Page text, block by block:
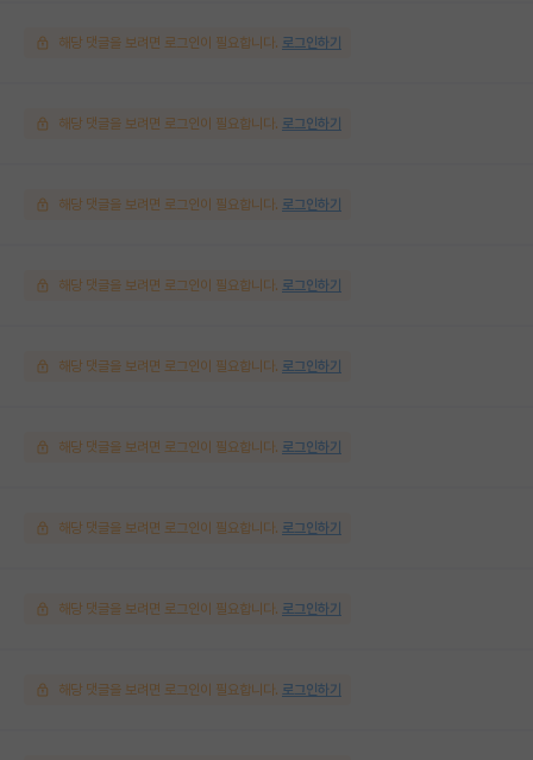
해당 댓글을 보려면 로그인이 필요합니다. 로그인하기
해당 댓글을 보려면 로그인이 필요합니다. 로그인하기
해당 댓글을 보려면 로그인이 필요합니다. 로그인하기
해당 댓글을 보려면 로그인이 필요합니다. 로그인하기
해당 댓글을 보려면 로그인이 필요합니다. 로그인하기
해당 댓글을 보려면 로그인이 필요합니다. 로그인하기
해당 댓글을 보려면 로그인이 필요합니다. 로그인하기
해당 댓글을 보려면 로그인이 필요합니다. 로그인하기
해당 댓글을 보려면 로그인이 필요합니다. 로그인하기